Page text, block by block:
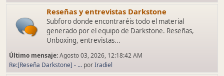
Reseñas y entrevistas Darkstone
Subforo donde encontraréis todo el material
generado por el equipo de Darkstone. Reseñas,
Unboxing, entrevistas...
Último mensaje:Agosto 03, 2026, 12:18:42 AM
Re:[Reseña Darkstone] - ... porIradiel